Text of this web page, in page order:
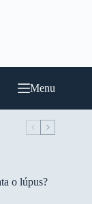
Menu
o lúpus?